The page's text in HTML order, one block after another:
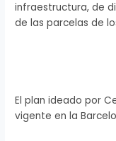
infraestructura, de
de las parcelas de
El plan ideado por
vigente en la